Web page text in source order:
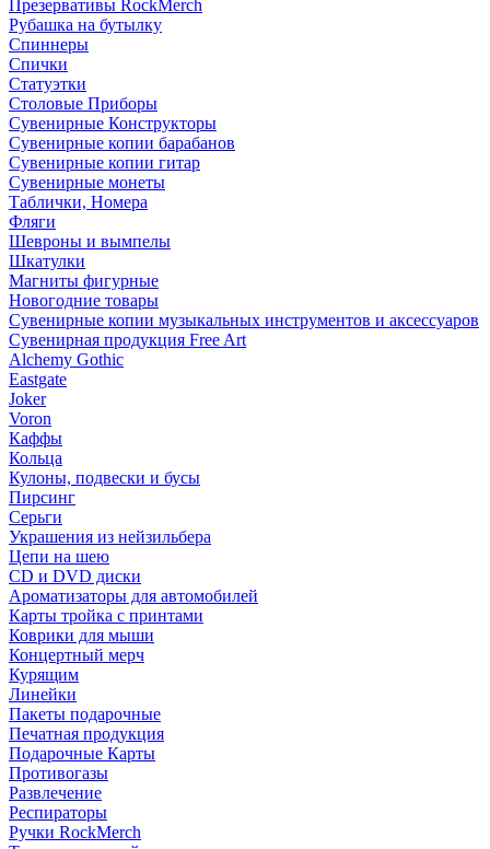
Презервативы RockMerch
Рубашка на бутылку
Спиннеры
Спички
Статуэтки
Столовые Приборы
Сувенирные Конструкторы
Сувенирные копии барабанов
Сувенирные копии гитар
Сувенирные монеты
Таблички, Номера
Фляги
Шевроны и вымпелы
Шкатулки
Магниты фигурные
Новогодние товары
Сувенирные копии музыкальных инструментов и аксессуаров
Сувенирная продукция Free Art
Alchemy Gothic
Eastgate
Joker
Voron
Каффы
Кольца
Кулоны, подвески и бусы
Пирсинг
Серьги
Украшения из нейзильбера
Цепи на шею
CD и DVD диски
Ароматизаторы для автомобилей
Карты тройка с принтами
Коврики для мыши
Концертный мерч
Курящим
Линейки
Пакеты подарочные
Печатная продукция
Подарочные Карты
Противогазы
Развлечение
Респираторы
Ручки RockMerch